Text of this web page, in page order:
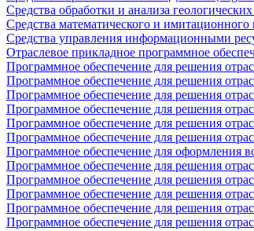
Средства обработки и анализа
Средства математического и
Средства управления информационными
Отраслевое прикладное программное
Программное обеспечение для решения
Программное обеспечение для решения
Программное обеспечение для решения
Программное обеспечение для решения
Программное обеспечение для решения
Программное обеспечение для решения
Программное обеспечение для оформления
Программное обеспечение для решения
Программное обеспечение для решения
Программное обеспечение для решения
Программное обеспечение для решения
Программное обеспечение для решения